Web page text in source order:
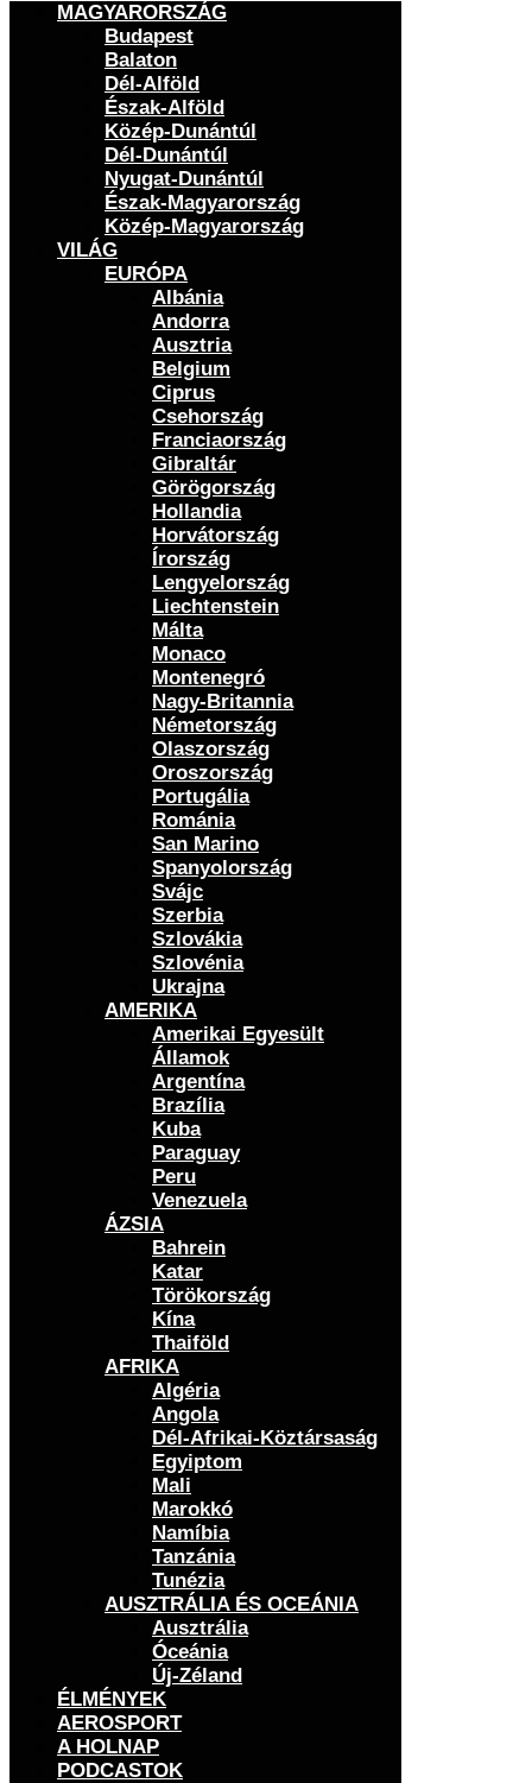
MAGYARORSZÁG
Budapest
Balaton
Dél-Alföld
Észak-Alföld
Közép-Dunántúl
Dél-Dunántúl
Nyugat-Dunántúl
Észak-Magyarország
Közép-Magyarország
VILÁG
EURÓPA
Albánia
Andorra
Ausztria
Belgium
Ciprus
Csehország
Franciaország
Gibraltár
Görögország
Hollandia
Horvátország
Írország
Lengyelország
Liechtenstein
Málta
Monaco
Montenegró
Nagy-Britannia
Németország
Olaszország
Oroszország
Portugália
Románia
San Marino
Spanyolország
Svájc
Szerbia
Szlovákia
Szlovénia
Ukrajna
AMERIKA
Amerikai Egyesült
Államok
Argentína
Brazília
Kuba
Paraguay
Peru
Venezuela
ÁZSIA
Bahrein
Katar
Törökország
Kína
Thaiföld
AFRIKA
Algéria
Angola
Dél-Afrikai-Köztársaság
Egyiptom
Mali
Marokkó
Namíbia
Tanzánia
Tunézia
AUSZTRÁLIA ÉS OCEÁNIA
Ausztrália
Óceánia
Új-Zéland
ÉLMÉNYEK
AEROSPORT
A HOLNAP
PODCASTOK